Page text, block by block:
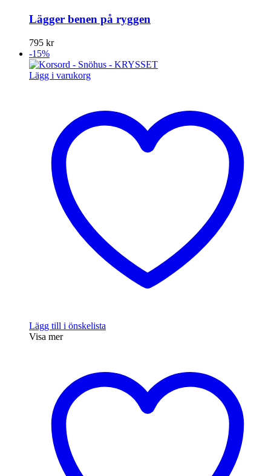
Lägger benen på ryggen
795 kr
-15%
Lägg i varukorg
Lägg till i önskelista
Visa mer